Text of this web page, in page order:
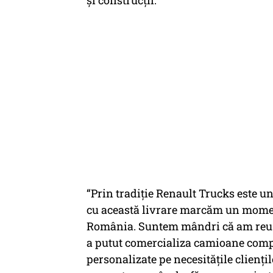
“Prin tradiție Renault Trucks este
cu această livrare marcăm un
România. Suntem mândri că am
a putut comercializa camioane
personalizate pe necesitățile